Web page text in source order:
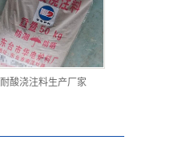
耐酸浇注料生产厂家